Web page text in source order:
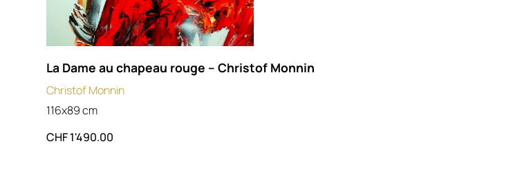
Une technique mixte puissante et
contemporaine
The Crown 62 Small Antoine
Savolainen
https://antoinesavolainen.com/
et interventions digitales. Le fusain structure la silhouette et
renforce l’intensité graphique. Les pastels enrichissent la surface de
nuances flamboyantes. Le digital introduit une fragmentation
La Dame au chapeau rouge – Christof Monnin
Christof Monnin
116x89 cm
CHF1'490.00